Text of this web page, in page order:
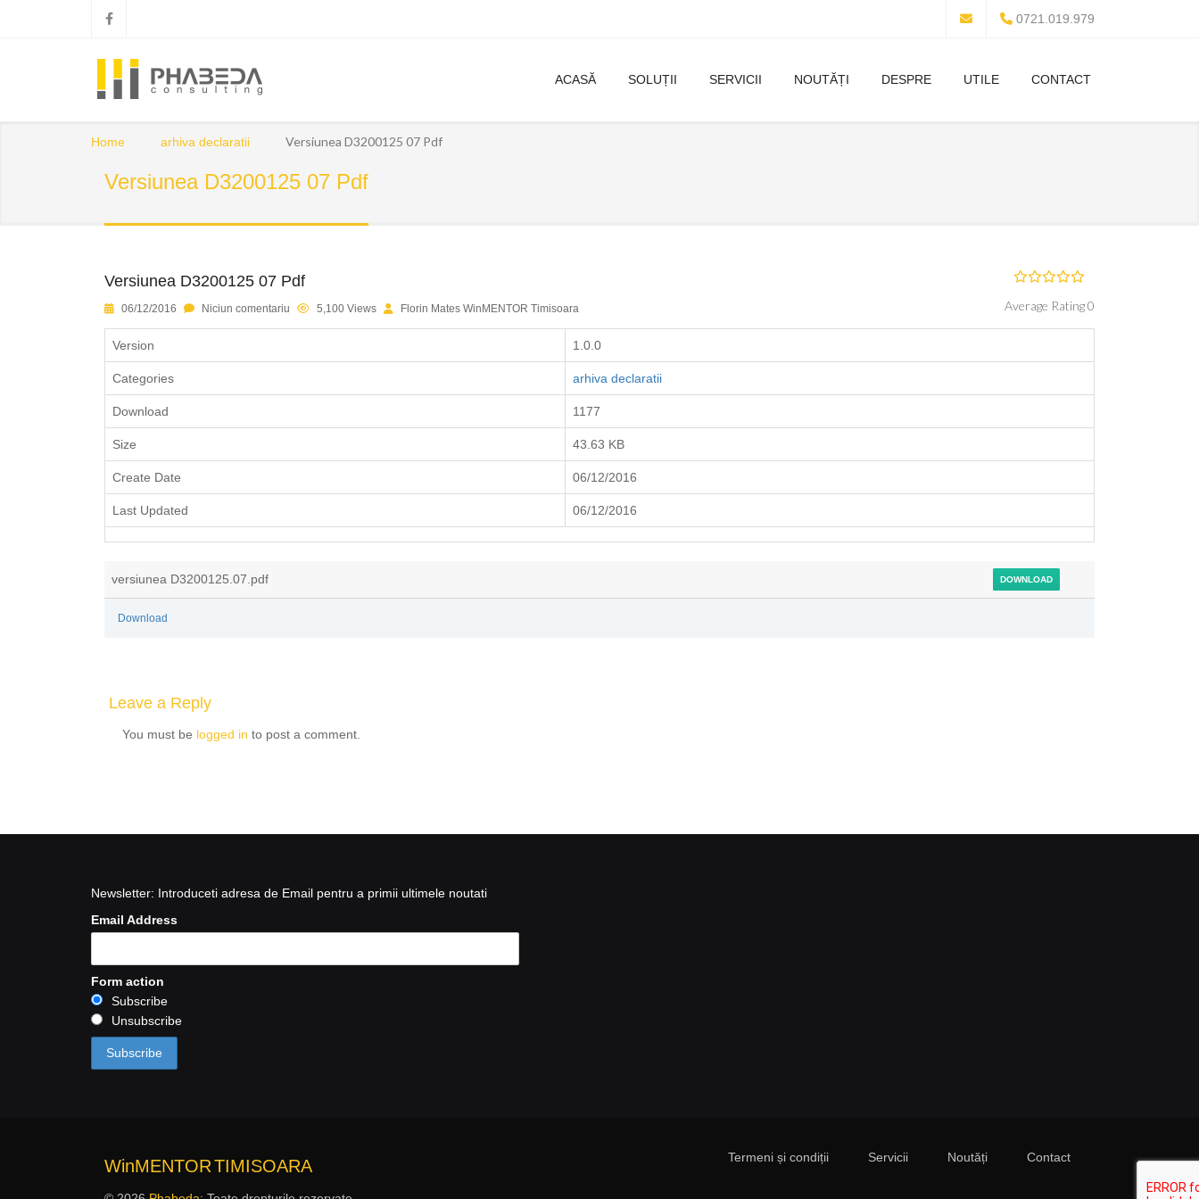
0721.019.979
ACASĂ SOLUȚII SERVICII NOUTĂȚI DESPRE UTILE CONTACT
Versiunea D3200125 07 Pdf
Home arhiva declaratii Versiunea D3200125 07 Pdf
Versiunea D3200125 07 Pdf
1 2 3 4 5
Average Rating 0
06/12/2016 Niciun comentariu 5,100 Views Florin Mates WinMENTOR Timisoara
Version 1.0.0
Categories arhiva declaratii
Download 1177
Size 43.63 KB
Create Date 06/12/2016
Last Updated 06/12/2016
versiunea D3200125.07.pdf DOWNLOAD
Download
Leave a Reply
You must be logged in to post a comment.
Newsletter: Introduceti adresa de Email pentru a primii ultimele noutati
Email Address
Form action
Subscribe
Unsubscribe
WinMENTORTIMISOARA Termeni și condiții Servicii Noutăți Contact